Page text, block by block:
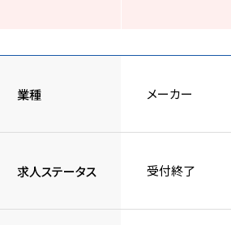
業種 メーカー
求人ステータス 受付終了